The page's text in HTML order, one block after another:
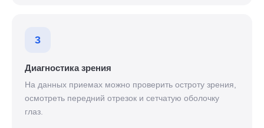
3
Диагностика зрения
На данных приемах можно проверить остроту зрения,
осмотреть передний отрезок и сетчатую оболочку
глаз.